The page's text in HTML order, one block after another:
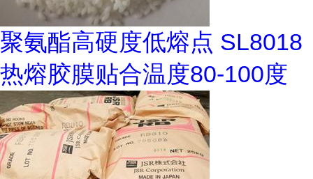
聚氨酯高硬度低熔点 SL8018
热熔胶膜贴合温度80-100度